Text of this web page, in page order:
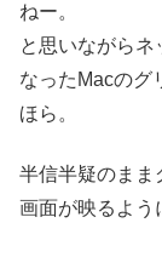
ねー。
と思いながらネ
なったMacのグ
ほら。
半信半疑のまま
画面が映るよう